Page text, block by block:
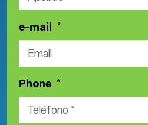
e-mail *
Phone *